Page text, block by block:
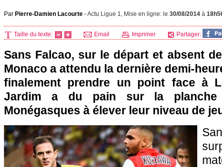
Par Pierre-Damien Lacourte -Actu Ligue 1, Mise en ligne: le 30/08/2014 à
Taille du texte: Email Imprimer Partager:
Sans Falcao, sur le départ et absent
Monaco a attendu la dernière demi-
finalement prendre un point face à
Jardim a du pain sur la planche
Monégasques à élever leur niveau de